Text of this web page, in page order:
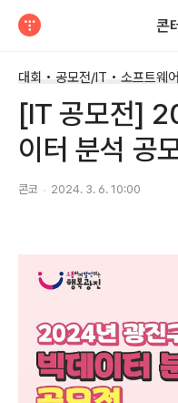
콘
대회 • 공모전/IT • 소프트웨
[IT 공모전]
이터 분석 공
콘코 2024. 3. 6. 10:00